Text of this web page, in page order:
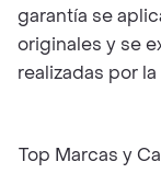
garantía se
originales y se
realizadas por
Top Marcas y